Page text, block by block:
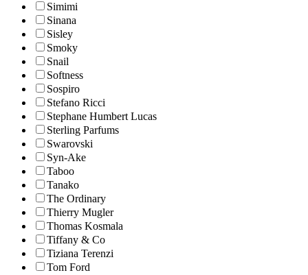
Simimi
Sinana
Sisley
Smoky
Snail
Softness
Sospiro
Stefano Ricci
Stephane Humbert Lucas
Sterling Parfums
Swarovski
Syn-Ake
Taboo
Tanako
The Ordinary
Thierry Mugler
Thomas Kosmala
Tiffany & Co
Tiziana Terenzi
Tom Ford